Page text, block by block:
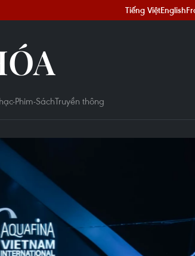
Tiếng ViệtEnglish
Phim-SáchTruyền thông